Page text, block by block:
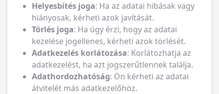
Helyesbítés joga: Ha az adatai hibásak vagy
hiányosak, kérheti azok javítását.
Törlés joga: Ha úgy érzi, hogy az adatai
kezelése jogellenes, kérheti azok törlését.
Adatkezelés korlátozása: Korlátozhatja az
adatkezelést, ha azt jogszerűtlennek találja.
Adathordozhatóság: Ön kérheti az adatai
átvitelét más adatkezelőhöz.